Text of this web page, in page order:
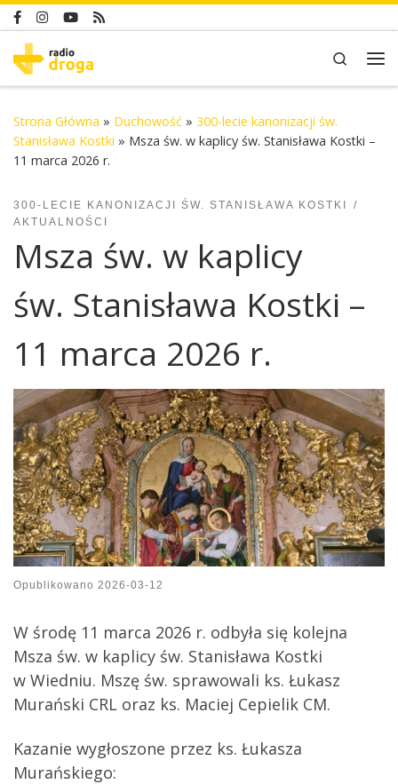
Skip to content
Search
Strona Główna » Duchowość » 300-lecie kanonizacji św.
Stanisława Kostki » Msza św. w kaplicy św. Stanisława Kostki –
11 marca 2026 r.
300-LECIE KANONIZACJI ŚW. STANISŁAWA KOSTKI
AKTUALNOŚCI
Msza św. w kaplicy
św. Stanisława Kostki –
11 marca 2026 r.
Opublikowano 2026-03-12
W środę 11 marca 2026 r. odbyła się kolejna
Msza św. w kaplicy św. Stanisława Kostki
w Wiedniu. Mszę św. sprawowali ks. Łukasz
Murański CRL oraz ks. Maciej Cepielik CM.
Kazanie wygłoszone przez ks. Łukasza
Murańskiego: